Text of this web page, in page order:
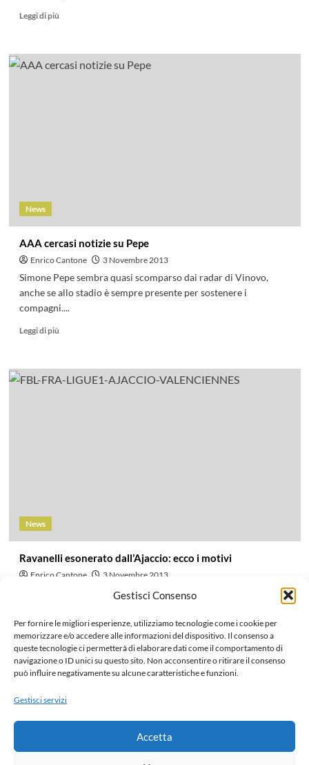
Gestisci Consenso
Per fornire le migliori esperienze, utilizziamo tecnologie come i cookie per
memorizzare e/o accedere alle informazioni del dispositivo. Il consenso a
queste tecnologie ci permetterà di elaborare dati come il comportamento di
navigazione o ID unici su questo sito. Non acconsentire o ritirare il consenso
può influire negativamente su alcune caratteristiche e funzioni.
Gestisci servizi
Accetta
Leggi di più
News
AAA cercasi notizie su Pepe
Enrico Cantone 3 Novembre 2013
Simone Pepe sembra quasi scomparso dai radar di Vinovo,
anche se allo stadio è sempre presente per sostenere i
compagni....
Leggi di più
News
Ravanelli esonerato dall’Ajaccio: ecco i motivi
Enrico Cantone 3 Novembre 2013
Una vittoria in tredici partite ufficiali, la sconfitta interna - la
Leggi di più
Paginazione
degli
articoli
Chi siamo e Contatti